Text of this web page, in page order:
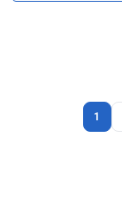
1